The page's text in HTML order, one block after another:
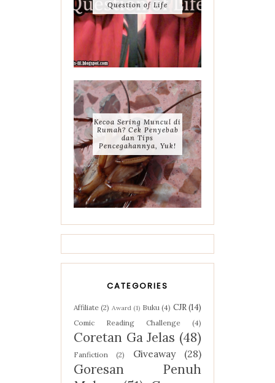
Question of Life
Kecoa Sering Muncul di
Rumah? Cek Penyebab
dan Tips
Pencegahannya, Yuk!
CATEGORIES
Affiliate (2) Award (1) Buku (4) CJR (14)
Comic Reading Challenge (4)
Coretan Ga Jelas (48)
Fanfiction (2) Giveaway (28)
Goresan Penuh